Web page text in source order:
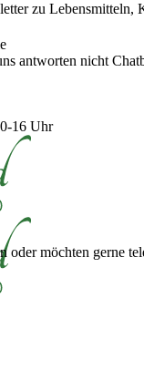
zu
antworten nicht
16 Uhr
oder möchten gerne